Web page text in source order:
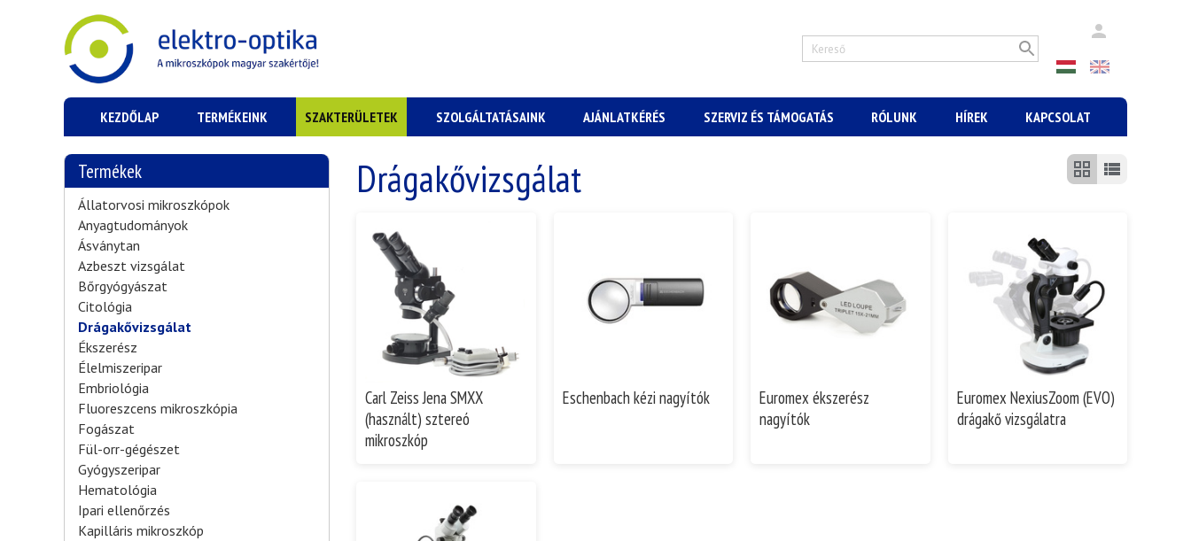
KEZDŐLAP TERMÉKEINK SZAKTERÜLETEK SZOLGÁLTATÁSAINK AJÁNLATKÉRÉS SZERVIZ ÉS TÁMOGATÁS RÓLUNK HÍREK KAPCSOLAT
Termékek
Állatorvosi mikroszkópok
Anyagtudományok
Ásványtan
Azbeszt vizsgálat
Bőrgyógyászat
Citológia
Drágakővizsgálat
Ékszerész
Élelmiszeripar
Embriológia
Fluoreszcens mikroszkópia
Fogászat
Fül-orr-gégészet
Gyógyszeripar
Hematológia
Ipari ellenőrzés
Kapilláris mikroszkóp
Drágakővizsgálat
Carl Zeiss Jena SMXX
(használt) sztereó
mikroszkóp
Eschenbach kézi nagyítók
Euromex ékszerész
nagyítók
Euromex NexiusZoom (EVO)
drágakő vizsgálatra